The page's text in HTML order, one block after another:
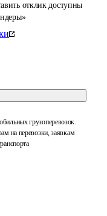
отклик доступны
грузоперевозок.
на перевозки, заявкам